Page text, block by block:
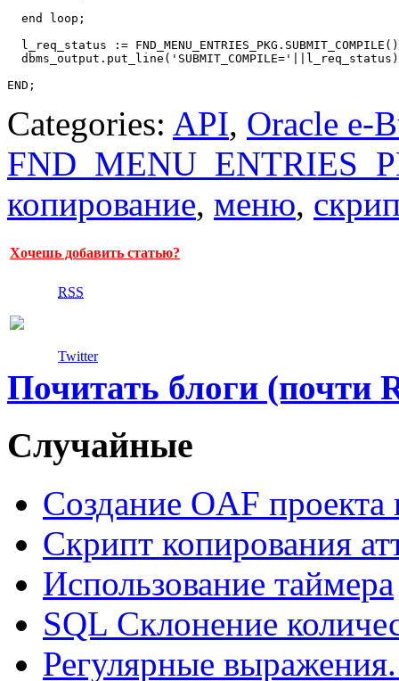
  end loop;
l_req_status :=
Categories: API, Oracle e-
копирование, меню,
Хочешь добавить статью?
RSS
Twitter
Почитать блоги (почти
Случайные
Создание OAF проекта
Скрипт копирования
Использование таймера
SQL Склонение
Регулярные